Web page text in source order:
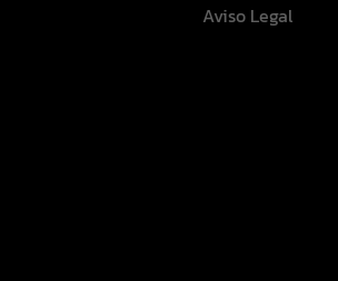
Aviso Legal